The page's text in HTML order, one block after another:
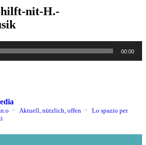
nit-H.-
00:00
Aktuell, nützlich, offen
Lo spazio per